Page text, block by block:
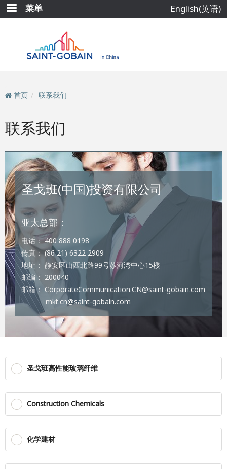
跳
转
菜单 English(英语)
首页 联系我们
联系我们
圣戈班(中国)投资有限公司
亚太总部：
电话： 400 888 0198
传真： (86 21) 6322 2909
地址： 静安区山西北路99号苏河湾中心15楼
邮编： 200040
邮箱： CorporateCommunication.CN@saint-gobain.com
mkt.cn@saint-gobain.com
圣戈班高性能玻璃纤维
Construction Chemicals
化学建材